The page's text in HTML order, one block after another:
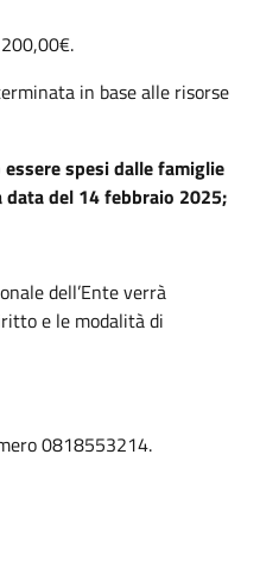
in base alle risorse
spesi dalle famiglie
del 14 febbraio 2025;
dell’Ente verrà
e le modalità di
0818553214.